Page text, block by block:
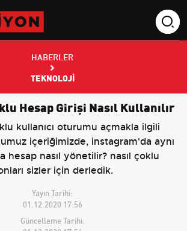
HABERLER
TEKNOLOJI
Hesap Girişi Nasıl Kullanılır
kullanıcı oturumu açmakla ilgili
içeriğimizde, instagram'da aynı
hesap nasıl yönetilir? nasıl çoklu
sizler için derledik.
Yayın Tarihi:
01.12.2020 17:56
Güncelleme Tarihi: